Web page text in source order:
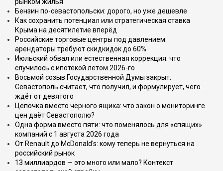
Бензин по-севастопольски: дорого, но уже дешевле
Как сохранить потенциал или стратегическая ставка
Крыма на десятилетие вперёд
Российские торговые центры под давлением:
арендаторы требуют скидкидок до 60%
Июльский обвал или естественная коррекция: что
случилось с ипотекой летом 2026-го
Восьмой созыв Государственной Думы закрыт.
Севастополь считает, что получил, и формулирует, чего
ждёт от девятого
Цепочка вместо чёрного ящика: что закон о мониторинге
цен даёт Севастополю?
Одна форма вместо пяти: что поменялось для «спящих»
компаний с 1 августа 2026 года
От Renault до McDonald's: кому теперь не вернуться на
российский рынок
13 миллиардов — это много или мало? Контекст